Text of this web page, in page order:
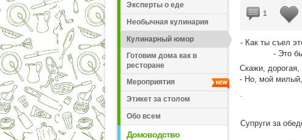
Эксперты о еде
Необычная кулинария
Кулинарный юмор
Готовим дома как в
ресторане
Мероприятия
Этикет за столом
Обо всем
Домоводство
1
- Как ты съел
- Это
Скажи,
- Но, мой милый,
.
Супруги за